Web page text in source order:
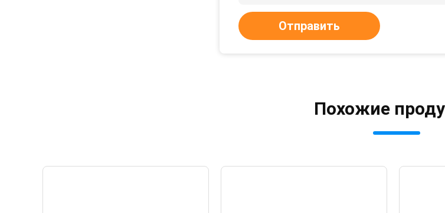
Отправить
Похожие